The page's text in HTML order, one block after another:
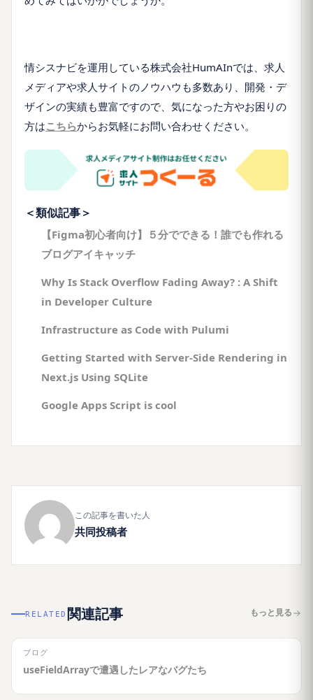
情シスナビを運用している株式会社HumAInでは、求人
メディアや求人サイトのノウハウも多数あり、開発・デ
ザインの実績も豊富ですので、気になった方やお困りの
方はこちらからお気軽にお問い合わせください。
＜類似記事＞
【Figma初心者向け】５分でできる！誰でも作れる
ブログアイキャッチ
Why Is Stack Overflow Fading Away? : A Shift
in Developer Culture
Infrastructure as Code with Pulumi
Getting Started with Server-Side Rendering in
Next.js Using SQLite
Google Apps Script is cool
この記事を書いた人
共同投稿者
RELATED 関連記事 もっと見る
ブログ
useFieldArrayで遭遇したレアなバグたち